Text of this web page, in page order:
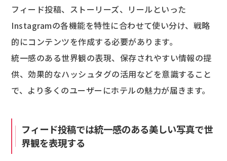
フィード投稿、ストーリーズ、リールといった
Instagramの各機能を特性に合わせて使い分け、戦略
的にコンテンツを作成する必要があります。
統一感のある世界観の表現、保存されやすい情報の提
供、効果的なハッシュタグの活用などを意識すること
で、より多くのユーザーにホテルの魅力が届きます。
フィード投稿では統一感のある美しい写真で世
界観を表現する